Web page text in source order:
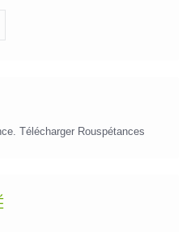
Télécharger Rouspétances